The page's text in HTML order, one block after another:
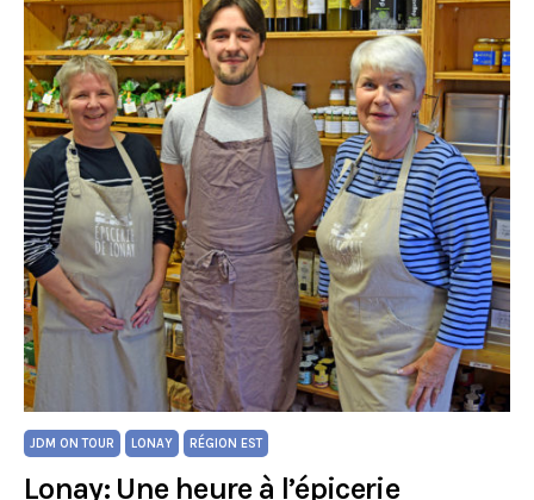
JDM ON TOUR LONAY RÉGION EST
Lonay: Une heure à l’épicerie